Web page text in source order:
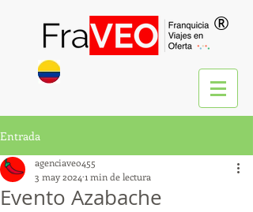
®
Entrada
Evento Azabache
agenciaveo455
3 may 2024 1 min de lectura